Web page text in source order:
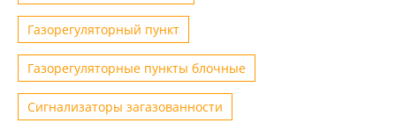
Газорегуляторный пункт
Газорегуляторные пункты блочные
Сигнализаторы загазованности